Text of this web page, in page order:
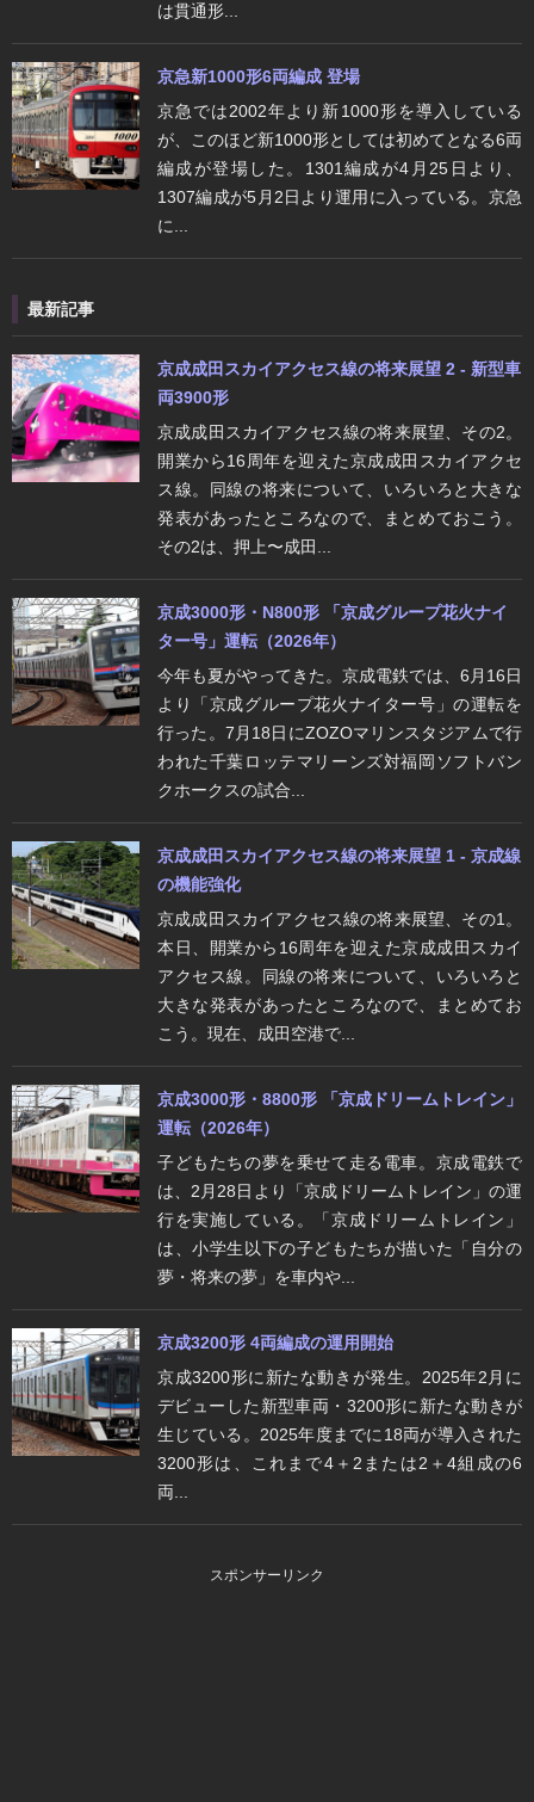
は貫通形...
京急新1000形6両編成 登場
京急では2002年より新1000形を導入している
が、このほど新1000形としては初めてとなる6両
編成が登場した。1301編成が4月25日より、
1307編成が5月2日より運用に入っている。京急
に...
最新記事
京成成田スカイアクセス線の将来展望 2 - 新型車
両3900形
京成成田スカイアクセス線の将来展望、その2。
開業から16周年を迎えた京成成田スカイアクセ
ス線。同線の将来について、いろいろと大きな
発表があったところなので、まとめておこう。
その2は、押上〜成田...
京成3000形・N800形 「京成グループ花火ナイ
ター号」運転（2026年）
今年も夏がやってきた。京成電鉄では、6月16日
より「京成グループ花火ナイター号」の運転を
行った。7月18日にZOZOマリンスタジアムで行
われた千葉ロッテマリーンズ対福岡ソフトバン
クホークスの試合...
京成成田スカイアクセス線の将来展望 1 - 京成線
の機能強化
京成成田スカイアクセス線の将来展望、その1。
本日、開業から16周年を迎えた京成成田スカイ
アクセス線。同線の将来について、いろいろと
大きな発表があったところなので、まとめてお
こう。現在、成田空港で...
京成3000形・8800形 「京成ドリームトレイン」
運転（2026年）
子どもたちの夢を乗せて走る電車。京成電鉄で
は、2月28日より「京成ドリームトレイン」の運
行を実施している。「京成ドリームトレイン」
は、小学生以下の子どもたちが描いた「自分の
夢・将来の夢」を車内や...
京成3200形 4両編成の運用開始
京成3200形に新たな動きが発生。2025年2月に
デビューした新型車両・3200形に新たな動きが
生じている。2025年度までに18両が導入された
3200形は、これまで4＋2または2＋4組成の6
両...
スポンサーリンク